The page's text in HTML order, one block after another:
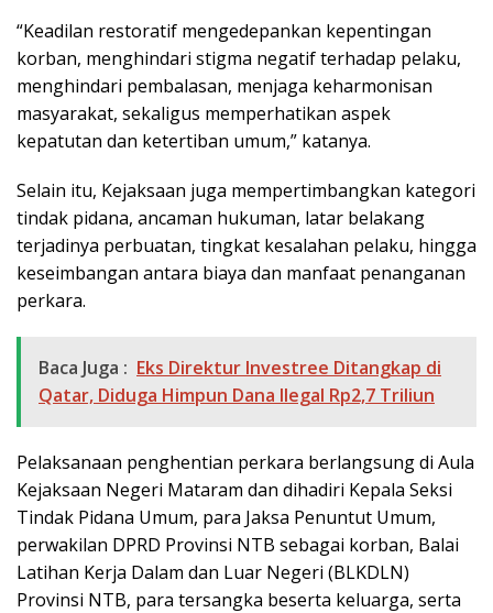
“Keadilan restoratif mengedepankan kepentingan
korban, menghindari stigma negatif terhadap pelaku,
menghindari pembalasan, menjaga keharmonisan
masyarakat, sekaligus memperhatikan aspek
kepatutan dan ketertiban umum,” katanya.
Selain itu, Kejaksaan juga mempertimbangkan kategori
tindak pidana, ancaman hukuman, latar belakang
terjadinya perbuatan, tingkat kesalahan pelaku, hingga
keseimbangan antara biaya dan manfaat penanganan
perkara.
Baca Juga : Eks Direktur Investree Ditangkap di
Qatar, Diduga Himpun Dana Ilegal Rp2,7 Triliun
Pelaksanaan penghentian perkara berlangsung di Aula
Kejaksaan Negeri Mataram dan dihadiri Kepala Seksi
Tindak Pidana Umum, para Jaksa Penuntut Umum,
perwakilan DPRD Provinsi NTB sebagai korban, Balai
Latihan Kerja Dalam dan Luar Negeri (BLKDLN)
Provinsi NTB, para tersangka beserta keluarga, serta